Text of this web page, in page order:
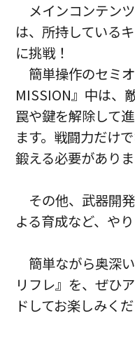
メインコンテン
は、所持している
に挑戦！
簡単操作のセミ
MISSION』中は、
罠や鍵を解除して
ます。戦闘力だけ
鍛える必要がありま
その他、武器開
よる育成など、や
簡単ながら奥深
リフレ』を、ぜひ
ドしてお楽しみく